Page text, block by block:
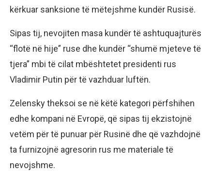
kërkuar sanksione të mëtejshme kundër Rusisë.
Sipas tij, nevojiten masa kundër të ashtuquajturës
“flotë në hije” ruse dhe kundër “shumë mjeteve të
tjera” mbi të cilat mbështetet presidenti rus
Vladimir Putin për të vazhduar luftën.
Zelensky theksoi se në këtë kategori përfshihen
edhe kompani në Evropë, që sipas tij ekzistojnë
vetëm për të punuar për Rusinë dhe që vazhdojnë
ta furnizojnë agresorin rus me materiale të
nevojshme.